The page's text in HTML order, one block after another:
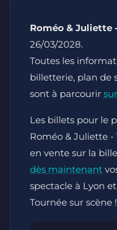
Roméo & Juliette
26/03/2028.
Toutes les
billetterie, plan de
sont à parcourir
Les billets pour le
Roméo & Juliette -
en vente sur la
dès maintenant
spectacle à Lyon
Tournée sur scène !